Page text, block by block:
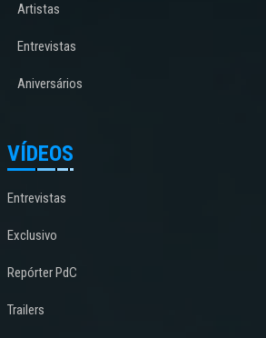
Artistas
Entrevistas
Aniversários
VÍDEOS
Entrevistas
Exclusivo
Repórter PdC
Trailers